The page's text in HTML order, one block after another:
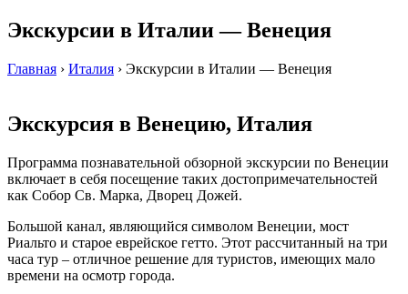
Экскурсии в Италии — Венеция
Главная › Италия › Экскурсии в Италии — Венеция
Экскурсия в Венецию, Италия
Программа познавательной обзорной экскурсии по Венеции
включает в себя посещение таких достопримечательностей
как Собор Св. Марка, Дворец Дожей.
Большой канал, являющийся символом Венеции, мост
Риальто и старое еврейское гетто. Этот рассчитанный на три
часа тур – отличное решение для туристов, имеющих мало
времени на осмотр города.